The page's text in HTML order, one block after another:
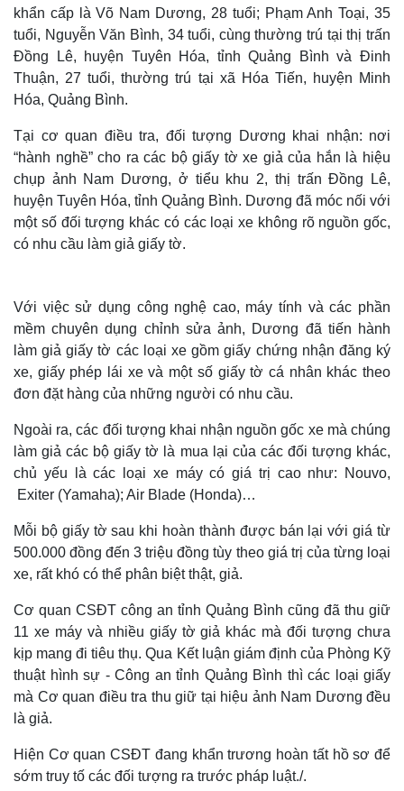
Thế giới
Quan sát
Cuộc sống đó đây
Hồ sơ
Multimedia
Video
Ảnh
E-Magazine
Infographic
khẩn cấp là Võ Nam Dương, 28 tuổi; Phạm Anh Toại, 35
tuổi, Nguyễn Văn Bình, 34 tuổi, cùng thường trú tại thị trấn
Đồng Lê, huyện Tuyên Hóa, tỉnh Quảng Bình và Đinh
Thuận, 27 tuổi, thường trú tại xã Hóa Tiến, huyện Minh
Hóa, Quảng Bình.
Tại cơ quan điều tra, đối tượng Dương khai nhận: nơi
“hành nghề” cho ra các bộ giấy tờ xe giả của hắn là hiệu
chụp ảnh Nam Dương, ở tiểu khu 2, thị trấn Đồng Lê,
huyện Tuyên Hóa, tỉnh Quảng Bình. Dương đã móc nối với
một số đối tượng khác có các loại xe không rõ nguồn gốc,
có nhu cầu làm giả giấy tờ.
Với việc sử dụng công nghệ cao, máy tính và các phần
mềm chuyên dụng chỉnh sửa ảnh, Dương đã tiến hành
làm giả giấy tờ các loại xe gồm giấy chứng nhận đăng ký
xe, giấy phép lái xe và một số giấy tờ cá nhân khác theo
đơn đặt hàng của những người có nhu cầu.
Ngoài ra, các đối tượng khai nhận nguồn gốc xe mà chúng
làm giả các bộ giấy tờ là mua lại của các đối tượng khác,
chủ yếu là các loại xe máy có giá trị cao như: Nouvo,
Exiter (Yamaha); Air Blade (Honda)…
Mỗi bộ giấy tờ sau khi hoàn thành được bán lại với giá từ
500.000 đồng đến 3 triệu đồng tùy theo giá trị của từng loại
xe, rất khó có thể phân biệt thật, giả.
Cơ quan CSĐT công an tỉnh Quảng Bình cũng đã thu giữ
11 xe máy và nhiều giấy tờ giả khác mà đối tượng chưa
kịp mang đi tiêu thụ. Qua Kết luận giám định của Phòng Kỹ
thuật hình sự - Công an tỉnh Quảng Bình thì các loại giấy
mà Cơ quan điều tra thu giữ tại hiệu ảnh Nam Dương đều
là giả.
Hiện Cơ quan CSĐT đang khẩn trương hoàn tất hồ sơ để
sớm truy tố các đối tượng ra trước pháp luật./.